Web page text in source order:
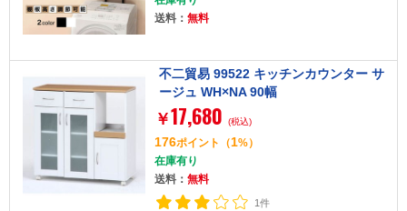
送料： 無料
不二貿易 99522 キッチンカウンター サ
ージュ WH×NA 90幅
￥17,680 (税込)
176ポイント （1%）
在庫有り
送料： 無料
1件